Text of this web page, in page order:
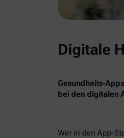
Digitale
Gesundheits-
bei den digitalen
Wer in den App-